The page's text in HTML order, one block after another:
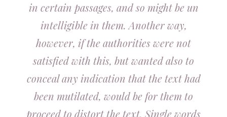
in certain passages, and so might be un
intelligible in them. Another way,
however, if the authorities were not
satisfied with this, but wanted also to
conceal any indication that the text had
been mutilated, would be for them to
proceed to distort the text. Single words